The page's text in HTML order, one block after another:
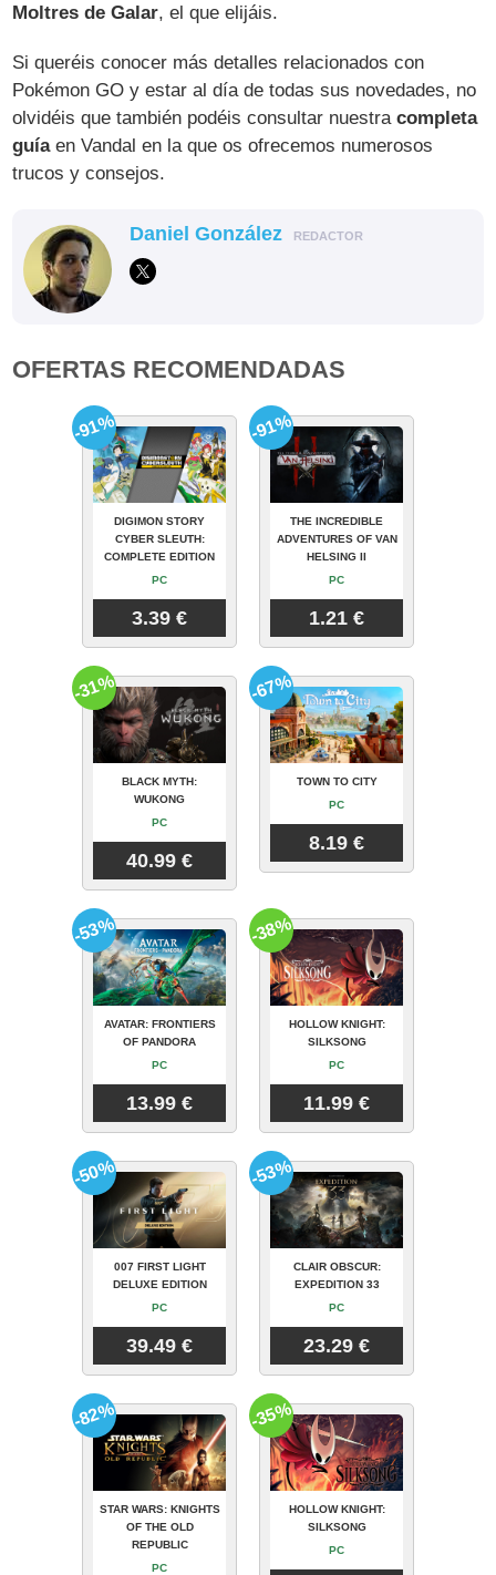
Moltres de Galar, el que elijáis.
Si queréis conocer más detalles relacionados con
Pokémon GO y estar al día de todas sus novedades, no
olvidéis que también podéis consultar nuestracompleta
guíaen Vandal en la que os ofrecemos numerosos
trucos y consejos.
Daniel González REDACTOR
OFERTAS RECOMENDADAS
DIGIMON STORY
CYBER SLEUTH:
COMPLETE EDITION
PC
3.39 €
-91%
THE INCREDIBLE
ADVENTURES OF VAN
HELSING II
PC
1.21 €
-91%
BLACK MYTH:
WUKONG
PC
40.99 €
-31%
TOWN TO CITY
PC
8.19 €
-67%
AVATAR: FRONTIERS
OF PANDORA
PC
13.99 €
-53%
HOLLOW KNIGHT:
SILKSONG
PC
11.99 €
-38%
007 FIRST LIGHT
DELUXE EDITION
PC
39.49 €
-50%
CLAIR OBSCUR:
EXPEDITION 33
PC
23.29 €
-53%
STAR WARS: KNIGHTS
OF THE OLD
REPUBLIC
PC
-82%
HOLLOW KNIGHT:
SILKSONG
PC
-35%